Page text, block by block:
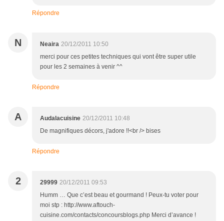
Répondre
N Neaira 20/12/2011 10:50
merci pour ces petites techniques qui vont être super utile
pour les 2 semaines à venir ^^
Répondre
A Audalacuisine 20/12/2011 10:48
De magnifiques décors, j'adore !!<br /> bises
Répondre
2 29999 20/12/2011 09:53
Humm … Que c’est beau et gourmand ! Peux-tu voter pour
moi stp : http://www.aftouch-
cuisine.com/contacts/concoursblogs.php Merci d’avance !